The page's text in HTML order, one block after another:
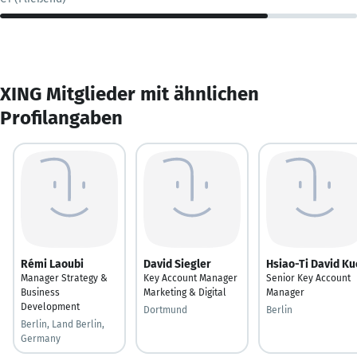
XING Mitglieder mit ähnlichen
Profilangaben
Rémi Laoubi
Manager Strategy &
Business
Development
Berlin, Land Berlin,
Germany
David Siegler
Key Account Manager
Marketing & Digital
Dortmund
Hsiao-Ti David
Senior Key Account
Manager
Berlin